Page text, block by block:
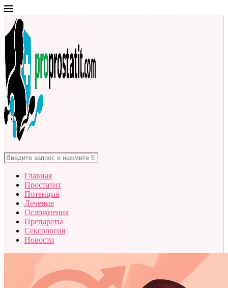
Главная
Простатит
Потенция
Лечение
Осложнения
Препараты
Сексология
Новости